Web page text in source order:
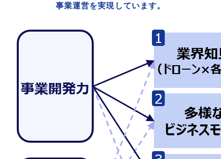
事業運営を実現しています。